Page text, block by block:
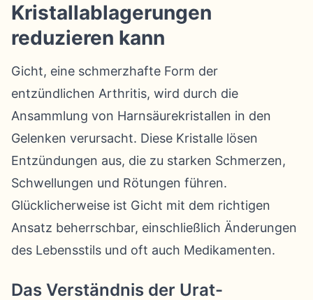
Kristallablagerungen
reduzieren kann
Gicht, eine schmerzhafte Form der
entzündlichen Arthritis, wird durch die
Ansammlung von Harnsäurekristallen in den
Gelenken verursacht. Diese Kristalle lösen
Entzündungen aus, die zu starken Schmerzen,
Schwellungen und Rötungen führen.
Glücklicherweise ist Gicht mit dem richtigen
Ansatz beherrschbar, einschließlich Änderungen
des Lebensstils und oft auch Medikamenten.
Das Verständnis der Urat-